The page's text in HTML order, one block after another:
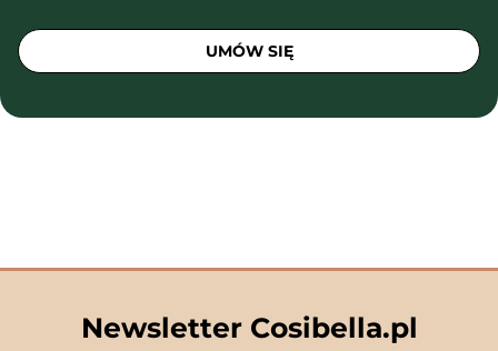
UMÓW SIĘ
Newsletter Cosibella.pl